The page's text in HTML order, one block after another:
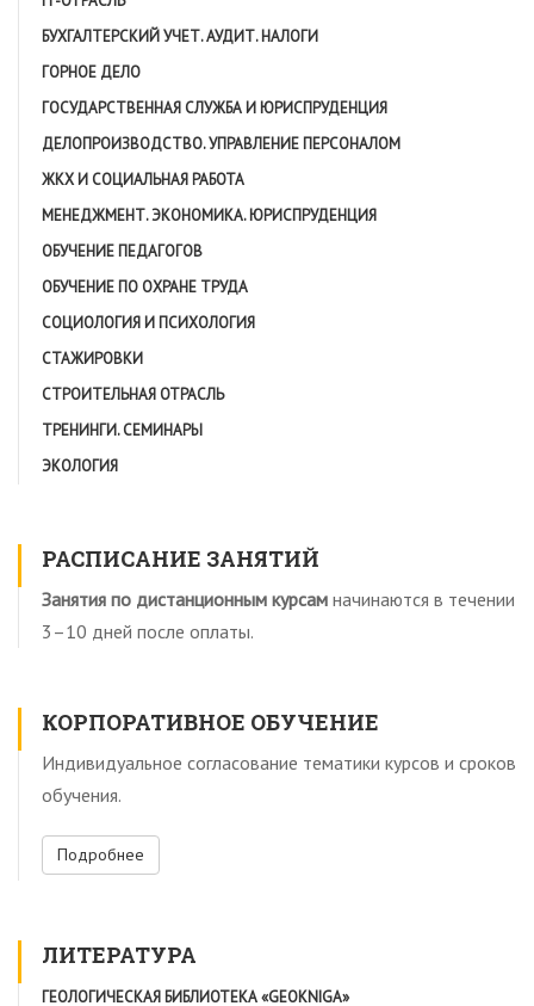
БУХГАЛТЕРСКИЙ УЧЕТ. АУДИТ. НАЛОГИ
ГОРНОЕ ДЕЛО
ГОСУДАРСТВЕННАЯ СЛУЖБА И ЮРИСПРУДЕНЦИЯ
ДЕЛОПРОИЗВОДСТВО. УПРАВЛЕНИЕ ПЕРСОНАЛОМ
ЖКХ И СОЦИАЛЬНАЯ РАБОТА
МЕНЕДЖМЕНТ. ЭКОНОМИКА. ЮРИСПРУДЕНЦИЯ
ОБУЧЕНИЕ ПЕДАГОГОВ
ОБУЧЕНИЕ ПО ОХРАНЕ ТРУДА
СОЦИОЛОГИЯ И ПСИХОЛОГИЯ
СТАЖИРОВКИ
СТРОИТЕЛЬНАЯ ОТРАСЛЬ
ТРЕНИНГИ. СЕМИНАРЫ
ЭКОЛОГИЯ
РАСПИСАНИЕ ЗАНЯТИЙ
Занятия по дистанционным курсам начинаются в течении
3–10 дней после оплаты.
КОРПОРАТИВНОЕ ОБУЧЕНИЕ
Индивидуальное согласование тематики курсов и сроков
обучения.
Подробнее
ЛИТЕРАТУРА
ГЕОЛОГИЧЕСКАЯ БИБЛИОТЕКА «GEOKNIGA»